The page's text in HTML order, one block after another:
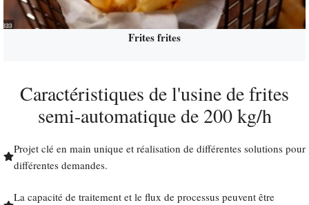
Frites frites
Caractéristiques de l'usine de frites
semi-automatique de 200 kg/h
Projet clé en main unique et réalisation de différentes solutions pour
différentes demandes.
La capacité de traitement et le flux de processus peuvent être